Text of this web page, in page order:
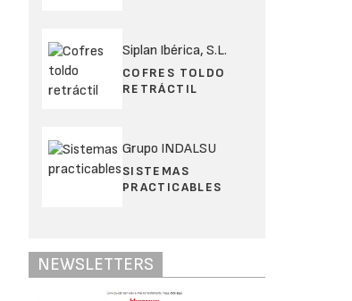
Siplan Ibérica, S.L.
COFRES TOLDO
RETRÁCTIL
Grupo INDALSU
SISTEMAS
PRACTICABLES
NEWSLETTERS